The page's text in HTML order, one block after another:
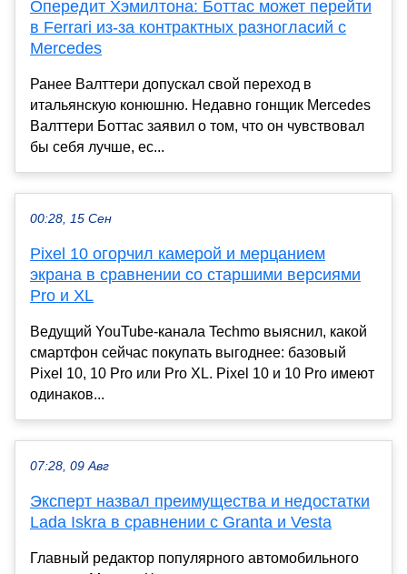
Опередит Хэмилтона: Боттас может перейти
в Ferrari из-за контрактных разногласий с
Mercedes
Ранее Валттери допускал свой переход в
итальянскую конюшню. Недавно гонщик Mercedes
Валттери Боттас заявил о том, что он чувствовал
бы себя лучше, ес...
00:28, 15 Сен
Pixel 10 огорчил камерой и мерцанием
экрана в сравнении со старшими версиями
Pro и XL
Ведущий YouTube-канала Techmo выяснил, какой
смартфон сейчас покупать выгоднее: базовый
Pixel 10, 10 Pro или Pro XL. Pixel 10 и 10 Pro имеют
одинаков...
07:28, 09 Авг
Эксперт назвал преимущества и недостатки
Lada Iskra в сравнении с Granta и Vesta
Главный редактор популярного автомобильного